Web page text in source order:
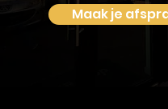
Maak je